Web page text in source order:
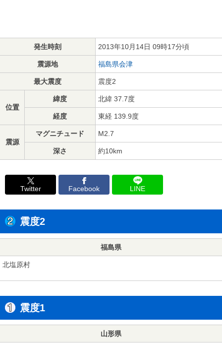
発生時刻 2013年10月14日 09時17分頃
震源地 福島県会津
最大震度 震度2
位置
緯度 北緯 37.7度
経度 東経 139.9度
震源
マグニチュード M2.7
深さ 約10km
Twitter Facebook LINE
震度2
福島県
北塩原村
震度1
山形県